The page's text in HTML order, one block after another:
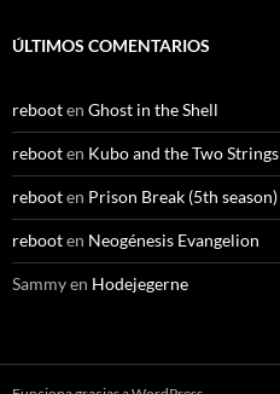
ÚLTIMOS COMENTARIOS
rebooten Ghost in the Shell
rebooten Kubo and the Two Strings
rebooten Prison Break (5th season)
rebooten Neogénesis Evangelion
Sammyen Hodejegerne